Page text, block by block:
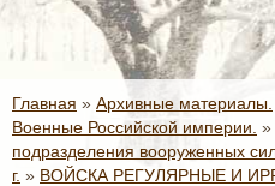
Главная » Архивные материалы.
Военные Российской империи. »
подразделения вооруженных
г. » ВОЙСКА РЕГУЛЯРНЫЕ И